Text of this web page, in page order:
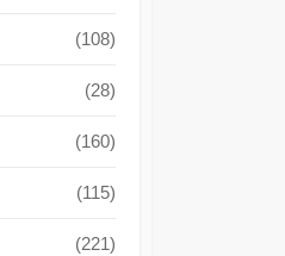
(108)
(28)
(160)
(115)
(221)